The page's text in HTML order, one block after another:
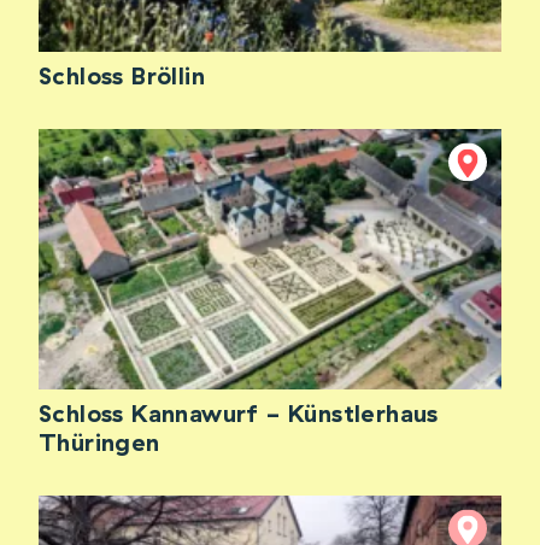
Schloss Bröllin
Schloss Kannawurf - Künstlerhaus
Thüringen